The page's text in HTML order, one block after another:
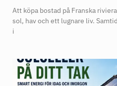
Att köpa bostad på Franska
sol, hav och ett lugnare liv.
i